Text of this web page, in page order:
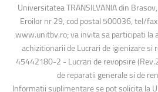
Universitatea TRANSILVANIA din
Eroilor nr 29, cod postal 500036, tel/
www.unitbv.ro; va invita sa participati la
achizitionarii de Lucrari de igienizare si
45442180-2 - Lucrari de revopsire
de reparatii generale si de
Informatii suplimentare se pot solicita la